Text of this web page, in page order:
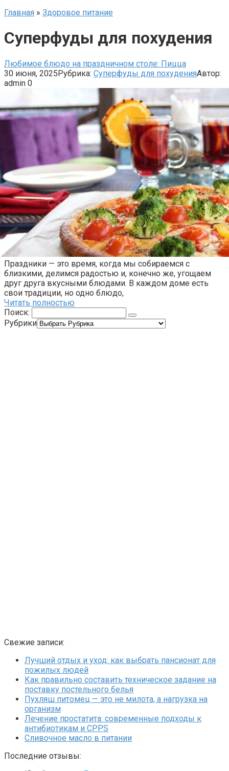
Главная » Здоровое питание
Суперфуды для похудения
Любимое блюдо на праздничном столе: Пицца
30 июня, 2025Рубрика: Суперфуды для похуденияАвтор:
admin 0
Праздники — это время, когда мы собираемся с
близкими, делимся радостью и, конечно же, угощаем
друг друга вкусными блюдами. В каждом доме есть
свои традиции, но одно блюдо,
Читать полностью
Поиск:
Рубрики
Свежие записи:
Лучший отдых и уход: как выбрать пансионат для
пожилых людей
Как правильно составить техническое задание на
поставку постельного белья
Пухляш питомец — это не милота, а нагрузка на
организм
Лечение простатита: современные подходы к
антибиотикам и CPPS
Сливочное масло в питании
Последние отзывы: